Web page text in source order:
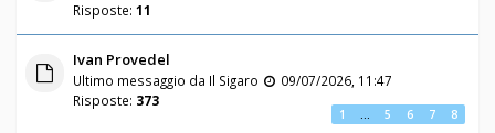
Risposte: 11
Ivan Provedel
Ultimo messaggio da Il Sigaro
09/07/2026, 11:47
Risposte: 373
1 … 5 6 7 8